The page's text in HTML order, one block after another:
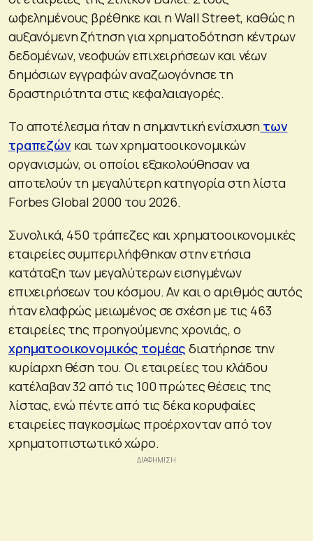
ωφελημένους βρέθηκε και η Wall Street, καθώς η
αυξανόμενη ζήτηση για χρηματοδότηση κέντρων
δεδομένων, νεοφυών επιχειρήσεων και νέων
δημόσιων εγγραφών αναζωογόνησε τη
δραστηριότητα στις κεφαλαιαγορές.
Το αποτέλεσμα ήταν η σημαντική ενίσχυση των
τραπεζώνκαι των χρηματοοικονομικών
οργανισμών, οι οποίοι εξακολούθησαν να
αποτελούν τη μεγαλύτερη κατηγορία στη λίστα
Forbes Global 2000 του 2026.
Συνολικά, 450 τράπεζες και χρηματοοικονομικές
εταιρείες συμπεριλήφθηκαν στην ετήσια
κατάταξη των μεγαλύτερων εισηγμένων
επιχειρήσεων του κόσμου. Αν και ο αριθμός αυτός
ήταν ελαφρώς μειωμένος σε σχέση με τις 463
εταιρείες της προηγούμενης χρονιάς, ο
χρηματοοικονομικός τομέας διατήρησε την
κυρίαρχη θέση του. Οι εταιρείες του κλάδου
κατέλαβαν 32 από τις 100 πρώτες θέσεις της
λίστας, ενώ πέντε από τις δέκα κορυφαίες
εταιρείες παγκοσμίως προέρχονταν από τον
χρηματοπιστωτικό χώρο.